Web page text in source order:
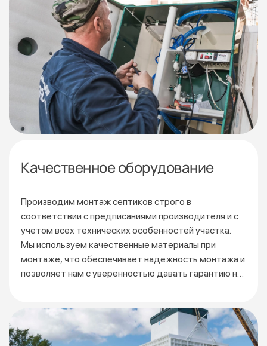
Качественное оборудование
Производим монтаж септиков строго в
соответствии с предписаниями производителя и с
учетом всех технических особенностей участка.
Мы используем качественные материалы при
монтаже, что обеспечивает надежность монтажа и
позволяет нам с уверенностью давать гарантию на